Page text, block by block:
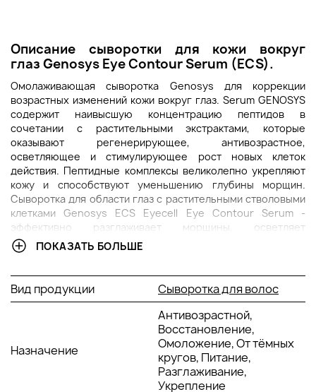
Описание сыворотки для кожи вокруг
глаз Genosys Eye Contour Serum (ECS).
Омолаживающая сыворотка Genosys для коррекции
возрастных изменений кожи вокруг глаз. Serum GENOSYS
содержит наивысшую концентрацию пептидов в
сочетании с растительными экстрактами, которые
оказывают регенерирующее, антивозрастное,
осветляющее и стимулирующее рост новых клеток
действия. Пептидные комплексы великолепно укрепляют
кожу и способствуют уменьшению глубины морщин.
Сыворотка для области глаз с растительными стволовыми
клетками Genosys ECS Eyecell Eye Contour Serum -
эффективно разглаживает морщины, осветляет
пигментацию и темные круги вокруг глаз, восстанавливает
тонус и упругость кожи, нейтрализует свободные
системы кожи.
Сыворотка для кожи вокруг глаз - это коктейль из мощных
активных ингредиентов, которые стимулируют процессы
синтеза коллагена, отвечающего за эластичность кожи и
тонус, в комплексе с гиалуронатом натрия, оказывающем
выраженное увлажняющее действие. Интенсивная
сыворотка содержит пантенол, экстракты каллюсовых
ПОКАЗАТЬ БОЛЬШЕ
Вид продукции Сыворотка для волос
Назначение
Антивозрастной,
Восстановление,
Омоложение, От тёмных
кругов, Питание,
Разглаживание,
Укрепление